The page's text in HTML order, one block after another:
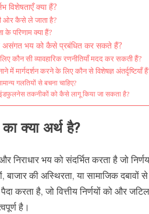
विशेषताएँ क्या हैं?
ओर कैसे ले जाता है?
परिणाम क्या हैं?
असंगत भय को कैसे प्रबंधित कर सकते हैं?
कौन सी व्यावहारिक रणनीतियाँ मदद कर सकती हैं?
में मार्गदर्शन करने के लिए कौन से विशेषज्ञ अंतर्दृष्टियाँ
गलतियों से बचना चाहिए?
तकनीकों को कैसे लागू किया जा सकता है?
क्या अर्थ है?
निराधार भय को संदर्भित करता है जो
की अस्थिरता, या सामाजिक दबावों
करता है, जो वित्तीय निर्णयों को और
है।